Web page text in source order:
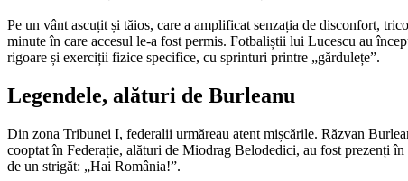
Pe un vânt ascuțit și tăios, care a amplificat senzația de disconfort,
minute în care accesul le-a fost permis. Fotbaliștii lui Lucescu au
rigoare și exerciții fizice specifice, cu sprinturi printre „gărdulețe”.
Legendele, alături de Burleanu
Din zona Tribunei I, federalii urmăreau atent mișcările. Răzvan
cooptat în Federație, alături de Miodrag Belodedici, au fost prezenți
de un strigăt: „Hai România!”.